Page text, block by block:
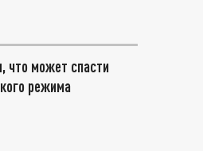
что может спасти
режима